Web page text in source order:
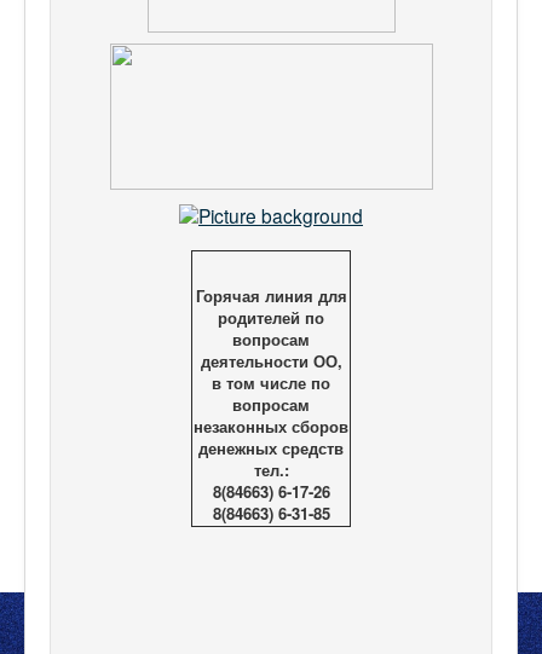
Горячая линия для
родителей по
вопросам
деятельности ОО,
в том числе по
вопросам
незаконных сборов
денежных средств
тел.:
8(84663) 6-17-26
8(84663) 6-31-85